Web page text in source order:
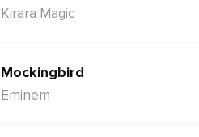
Kirara Magic
Mockingbird
Eminem